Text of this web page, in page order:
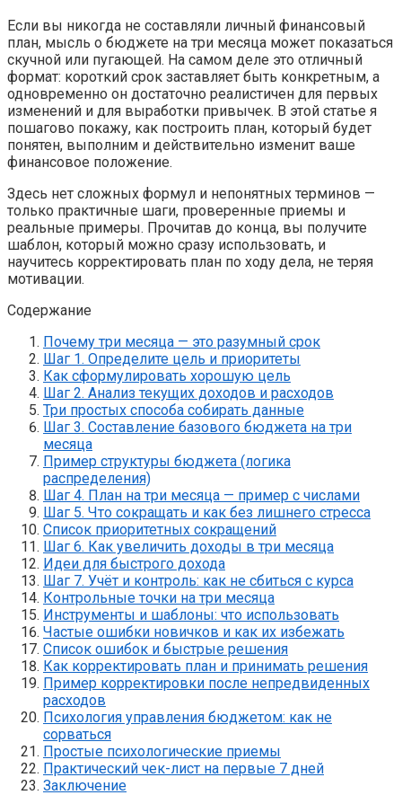
Если вы никогда не составляли личный финансовый
план, мысль о бюджете на три месяца может показаться
скучной или пугающей. На самом деле это отличный
формат: короткий срок заставляет быть конкретным, а
одновременно он достаточно реалистичен для первых
изменений и для выработки привычек. В этой статье я
пошагово покажу, как построить план, который будет
понятен, выполним и действительно изменит ваше
финансовое положение.
Здесь нет сложных формул и непонятных терминов —
только практичные шаги, проверенные приемы и
реальные примеры. Прочитав до конца, вы получите
шаблон, который можно сразу использовать, и
научитесь корректировать план по ходу дела, не теряя
мотивации.
Содержание
Почему три месяца — это разумный срок
Шаг 1. Определите цель и приоритеты
Как сформулировать хорошую цель
Шаг 2. Анализ текущих доходов и расходов
Три простых способа собирать данные
Шаг 3. Составление базового бюджета на три
месяца
Пример структуры бюджета (логика
распределения)
Шаг 4. План на три месяца — пример с числами
Шаг 5. Что сокращать и как без лишнего стресса
Список приоритетных сокращений
Шаг 6. Как увеличить доходы в три месяца
Идеи для быстрого дохода
Шаг 7. Учёт и контроль: как не сбиться с курса
Контрольные точки на три месяца
Инструменты и шаблоны: что использовать
Частые ошибки новичков и как их избежать
Список ошибок и быстрые решения
Как корректировать план и принимать решения
Пример корректировки после непредвиденных
расходов
Психология управления бюджетом: как не
сорваться
Простые психологические приемы
Практический чек-лист на первые 7 дней
Заключение